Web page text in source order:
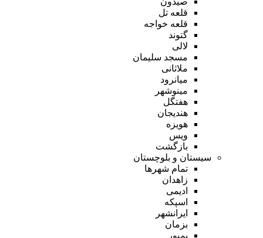
قلعه تل
قلعه خواجه
گتوند
لالی
مسجد سلیمان
ملاثانی
میانرود
مینوشهر
هفتگل
هندیجان
هویزه
ویس
بازگشت
سیستان و بلوچستان
تمام شهر‌ها
زاهدان
ادیمی
اسپکه
ایرانشهر
بزمان
بمپور